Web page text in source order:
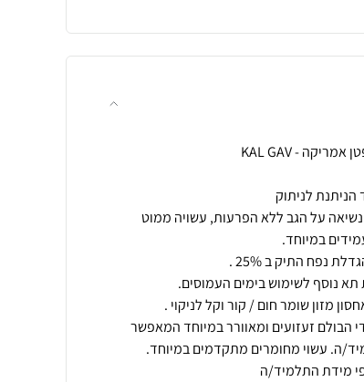
על הגב ללא הפרעות, עשויה ממוט
הבולם זעזועים ומאוורר במיוחד המאפשר